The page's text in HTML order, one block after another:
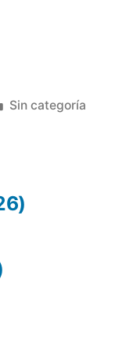
Publicada
Sin categoría